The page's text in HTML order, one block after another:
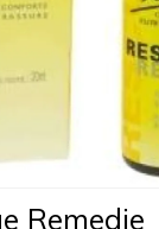
Remedie